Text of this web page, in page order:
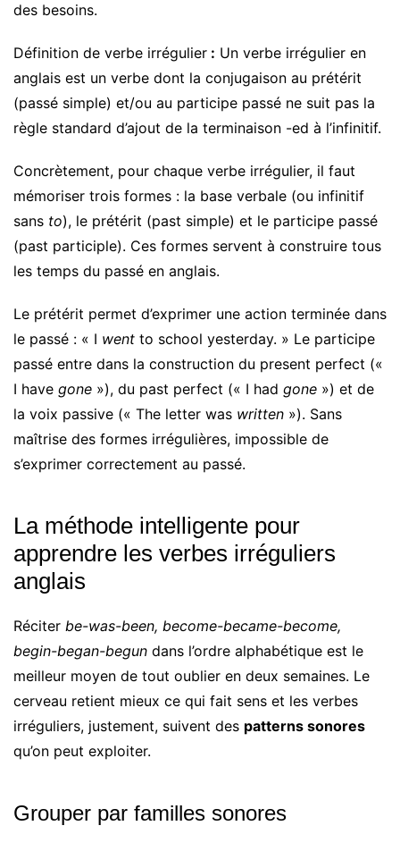
des besoins.
Définition de verbe irrégulier : Un verbe irrégulier en
anglais est un verbe dont la conjugaison au prétérit
(passé simple) et/ou au participe passé ne suit pas la
règle standard d’ajout de la terminaison -ed à l’infinitif.
Concrètement, pour chaque verbe irrégulier, il faut
mémoriser trois formes : la base verbale (ou infinitif
sans to), le prétérit (past simple) et le participe passé
(past participle). Ces formes servent à construire tous
les temps du passé en anglais.
Le prétérit permet d’exprimer une action terminée dans
le passé : « I went to school yesterday. » Le participe
passé entre dans la construction du present perfect («
I have gone »), du past perfect (« I had gone ») et de
la voix passive (« The letter was written »). Sans
maîtrise des formes irrégulières, impossible de
s’exprimer correctement au passé.
La méthode intelligente pour
apprendre les verbes irréguliers
anglais
Réciter be-was-been, become-became-become,
begin-began-begun dans l’ordre alphabétique est le
meilleur moyen de tout oublier en deux semaines. Le
cerveau retient mieux ce qui fait sens et les verbes
irréguliers, justement, suivent des patterns sonores
qu’on peut exploiter.
Grouper par familles sonores